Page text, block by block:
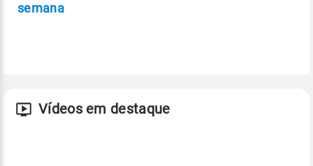
semana
Vídeos em destaque